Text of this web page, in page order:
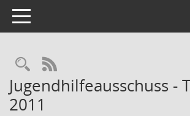
Toggle navigation
Rechercheauswahl
RSS-Feed
Jugendhilfeausschuss -
2011